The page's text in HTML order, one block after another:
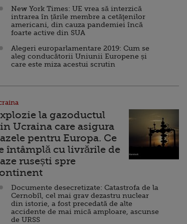
New York Times: UE vrea să interzică
intrarea în țările membre a cetăţenilor
americani, din cauza pandemiei încă
foarte active din SUA
Alegeri europarlamentare 2019: Cum se
aleg conducătorii Uniunii Europene și
care este miza acestui scrutin
la gazoductul
Ucraina care asigura
pentru Europa. Ce
întâmplă cu livrările de
rusești spre
Documente desecretizate: Catastrofa de la
Cernobîl, cel mai grav dezastru nuclear
din istorie, a fost precedată de alte
accidente de mai mică amploare, ascunse
de URSS